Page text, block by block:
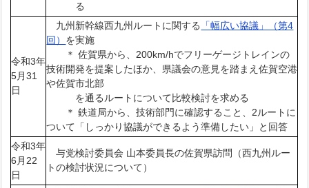
る
令和3年
5月31
日
九州新幹線西九州ルートに関する
「幅広い協議」（第4
回） を実施
＊ 佐賀県から、200km/hでフリーゲージトレインの
技術開発を提案したほか、県議会の意見を踏まえ佐賀空港
や佐賀市北部
を通るルートについて比較検討を求める
＊ 鉄道局から、技術部門に確認すること、2ルートに
ついて「しっかり協議ができるよう準備したい」と回答
令和3年
6月22
日
与党検討委員会 山本委員長の佐賀県訪問（西九州ルー
トの検討状況について）